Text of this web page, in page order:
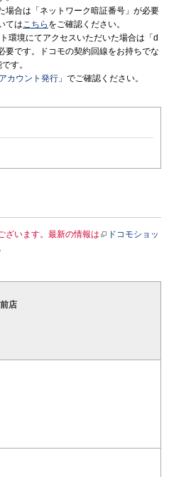
場合は「ネットワーク暗証番号」が必要
てはこちら をご確認ください。
環境にてアクセスいただいた場合は「d
要です。ドコモの契約回線をお持ちでな
す。
カウント発行 」でご確認ください。
ざいます。最新の情報は
ドコモショッ
店